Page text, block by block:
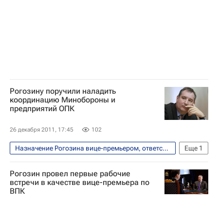
Рогозину поручили наладить
координацию Минобороны и
предприятий ОПК
26 декабря 2011, 17:45 102
Еще 1
Назначение Рогозина вице-премьером, ответственным за ВПК
Безопасность
Рогозин провел первые рабочие
встречи в качестве вице-премьера по
ВПК